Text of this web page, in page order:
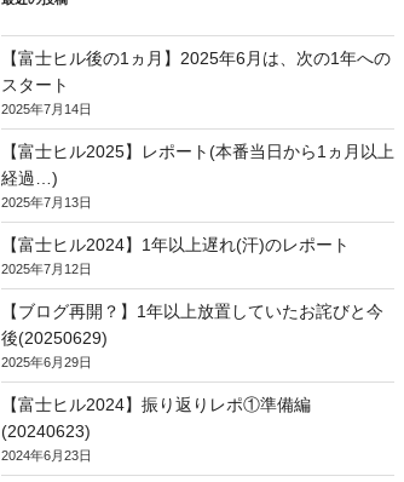
【富士ヒル後の1ヵ月】2025年6月は、次の1年への
スタート
2025年7月14日
【富士ヒル2025】レポート(本番当日から1ヵ月以上
経過…)
2025年7月13日
【富士ヒル2024】1年以上遅れ(汗)のレポート
2025年7月12日
【ブログ再開？】1年以上放置していたお詫びと今
後(20250629)
2025年6月29日
【富士ヒル2024】振り返りレポ①準備編
(20240623)
2024年6月23日